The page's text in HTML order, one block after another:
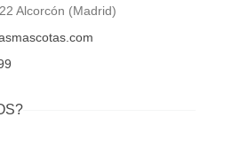
Alcorcón (Madrid)